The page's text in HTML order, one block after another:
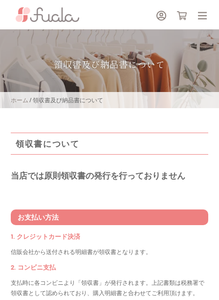
テ
ス
キ
領収書及び納品書について
ホーム /領収書及び納品書について
領収書について
当店では原則領収書の発行を行っておりません
お支払い方法
1. クレジットカード決済
信販会社から送付される明細書が領収書となります。
2. コンビニ支払
支払時に各コンビニより「領収書」が発行されます。上記書類は税務署で
領収書として認められており、購入明細書と合わせてご利用頂けます。